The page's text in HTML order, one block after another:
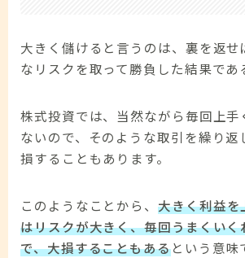
大きく儲けると言うのは、裏を返せ
なリスクを取って勝負した結果であ
株式投資では、当然ながら毎回上手
ないので、そのような取引を繰り返
損することもあります。
このようなことから、 大きく利益
はリスクが大きく、毎回うまくい
で、大損することもあるという意味